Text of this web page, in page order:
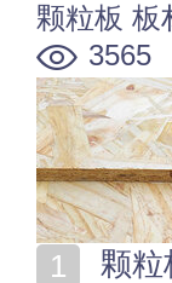
颗粒板 板
3565